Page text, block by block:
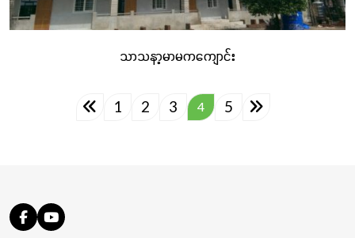
သာသနာ့မာမကကျောင်း
1 2 3 4 5